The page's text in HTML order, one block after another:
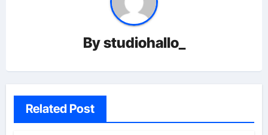
Bystudiohallo_
Related Post